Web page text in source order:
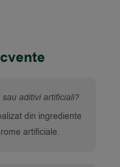
aditivi artificiali?
din ingrediente
artificiale.